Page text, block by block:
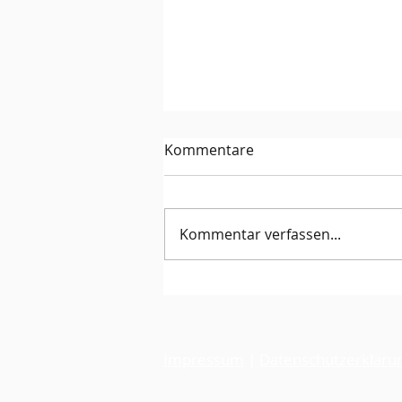
Kommentare
Kommentar verfassen...